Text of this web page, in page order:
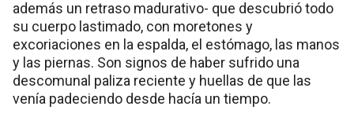
además un retraso madurativo- que descubrió todo
su cuerpo lastimado, con moretones y
excoriaciones en la espalda, el estómago, las manos
y las piernas. Son signos de haber sufrido una
descomunal paliza reciente y huellas de que las
venía padeciendo desde hacía un tiempo.